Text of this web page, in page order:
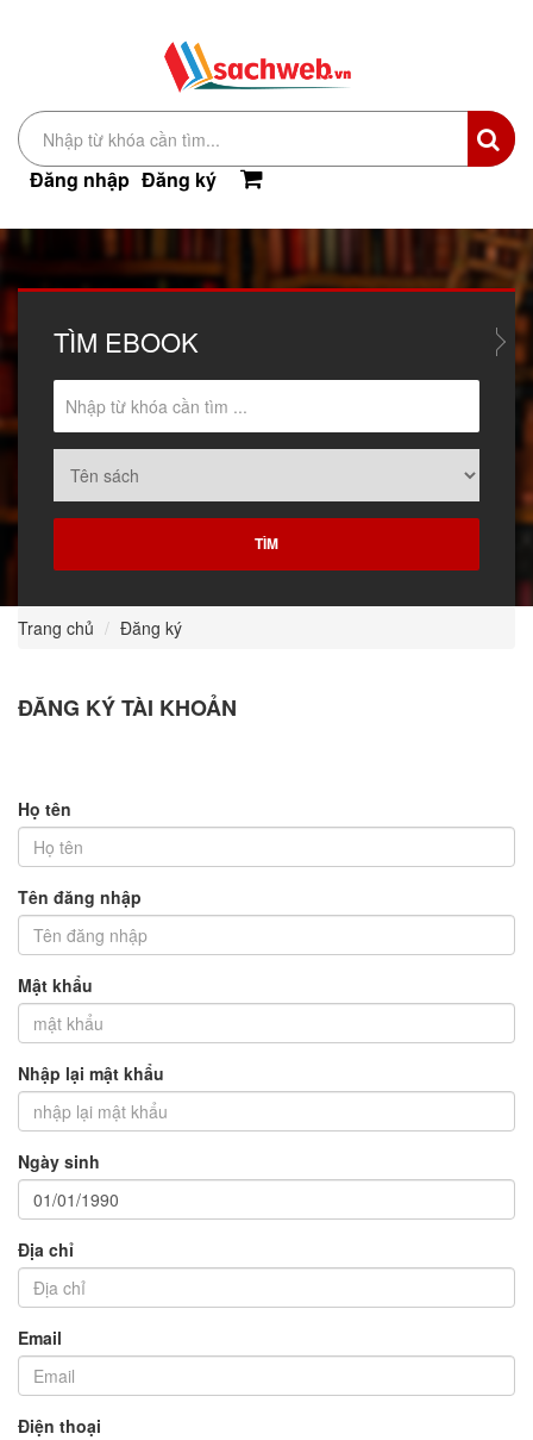
Đăng nhập Đăng ký
TÌM EBOOK
Trang chủ Đăng ký
ĐĂNG KÝ TÀI KHOẢN
Họ tên
Tên đăng nhập
Mật khẩu
Nhập lại mật khẩu
Ngày sinh
Địa chỉ
Email
Điện thoại